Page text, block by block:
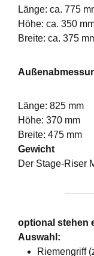
Länge: ca. 775
Höhe: ca. 350
Breite: ca. 375
Länge: 825 mm
Höhe: 370 mm
Breite: 475 mm
Gewicht
Der Stage-Riser
optional stehen
Auswahl:
Riemengriff